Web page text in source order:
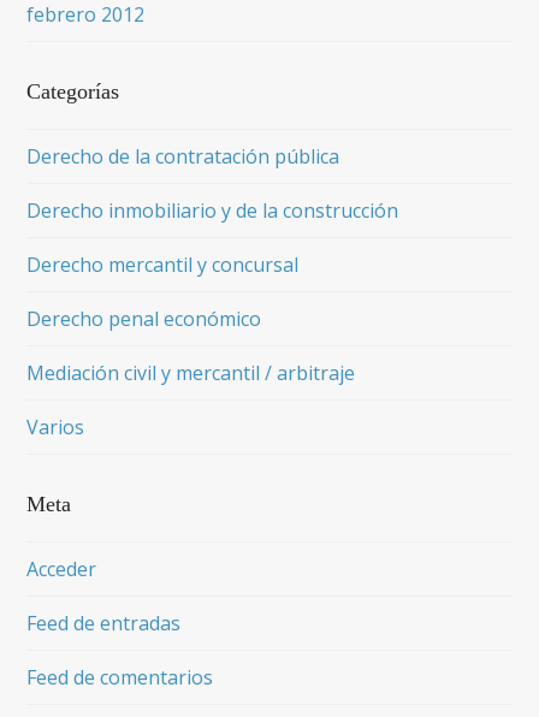
febrero 2012
Categorías
Derecho de la contratación pública
Derecho inmobiliario y de la construcción
Derecho mercantil y concursal
Derecho penal económico
Mediación civil y mercantil / arbitraje
Varios
Meta
Acceder
Feed de entradas
Feed de comentarios